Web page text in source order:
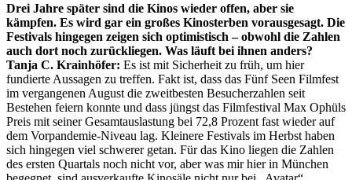
Drei Jahre später sind die Kinos wieder offen, aber sie
kämpfen. Es wird gar ein großes Kinosterben vorausgesagt. Die
Festivals hingegen zeigen sich optimistisch – obwohl die Zahlen
auch dort noch zurückliegen. Was läuft bei ihnen anders?
Tanja C. Krainhöfer: Es ist mit Sicherheit zu früh, um hier
fundierte Aussagen zu treffen. Fakt ist, dass das Fünf Seen Filmfest
im vergangenen August die zweitbesten Besucherzahlen seit
Bestehen feiern konnte und dass jüngst das Filmfestival Max Ophüls
Preis mit seiner Gesamtauslastung bei 72,8 Prozent fast wieder auf
dem Vorpandemie-Niveau lag. Kleinere Festivals im Herbst haben
sich hingegen viel schwerer getan. Für das Kino liegen die Zahlen
des ersten Quartals noch nicht vor, aber was mir hier in München